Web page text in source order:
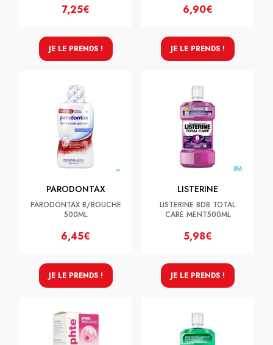
7,25€
JE LE PRENDS !
6,90€
JE LE PRENDS !
PARODONTAX
PARODONTAX B/BOUCHE
500ML
6,45€
JE LE PRENDS !
LISTERINE
LISTERINE BDB TOTAL
CARE MENT500ML
5,98€
JE LE PRENDS !